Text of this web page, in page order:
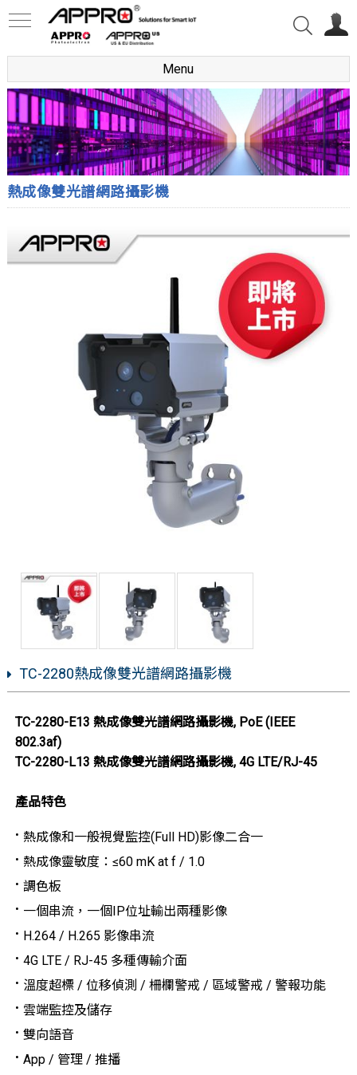
Menu
熱成像雙光譜網路攝影機
TC-2280熱成像雙光譜網路攝影機
TC-2280-E13 熱成像雙光譜網路攝影機, PoE (IEEE
802.3af)
TC-2280-L13 熱成像雙光譜網路攝影機, 4G LTE/RJ-45
產品特色
熱成像和一般視覺監控(Full HD)影像二合一
熱成像靈敏度：≤60 mK at f / 1.0
調色板
一個串流，一個IP位址輸出兩種影像
H.264 / H.265 影像串流
4G LTE / RJ-45 多種傳輸介面
溫度超標 / 位移偵測 / 柵欄警戒 / 區域警戒 / 警報功能
雲端監控及儲存
雙向語音
App / 管理 / 推播